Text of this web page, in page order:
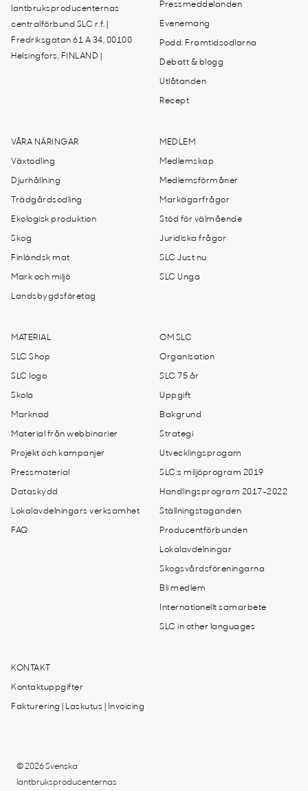
lantbruksproducenternas
centralförbund SLC r.f. |
Fredriksgatan 61 A 34, 00100
Helsingfors, FINLAND |
Pressmeddelanden
Evenemang
Podd: Framtidsodlarna
Debatt & blogg
Utlåtanden
Recept
VÅRA NÄRINGAR
Växtodling
Djurhållning
Trädgårdsodling
Ekologisk produktion
Skog
Finländsk mat
Mark och miljö
Landsbygdsföretag
MEDLEM
Medlemskap
Medlemsförmåner
Markägarfrågor
Stöd för välmående
Juridiska frågor
SLC Just nu
SLC Unga
MATERIAL
SLC Shop
SLC logo
Skola
Marknad
Material från webbinarier
Projekt och kampanjer
Pressmaterial
Dataskydd
Lokalavdelningars verksamhet
FAQ
OM SLC
Organisation
SLC 75 år
Uppgift
Bakgrund
Strategi
Utvecklingsprogam
SLC:s miljöprogram 2019
Handlingsprogram 2017-2022
Ställningstaganden
Producentförbunden
Lokalavdelningar
Skogsvårdsföreningarna
Bli medlem
Internationellt samarbete
SLC in other languages
KONTAKT
Kontaktuppgifter
Fakturering | Laskutus | Invoicing
© 2026 Svenska
lantbruksproducenternas